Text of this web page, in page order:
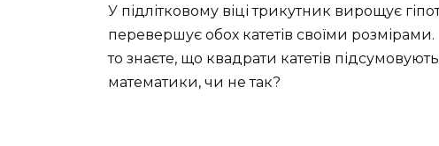
У підлітковому віці трикутник вирощує
перевершує обох катетів своїми
то знаєте, що квадрати катетів
математики, чи не так?